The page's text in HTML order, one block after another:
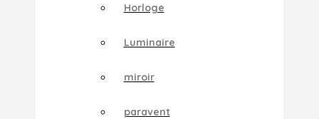
Horloge
Luminaire
miroir
paravent